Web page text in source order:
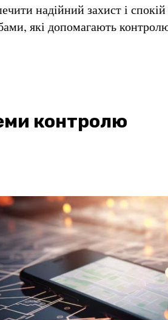
надійний захист і спокій
які допомагають
контролю